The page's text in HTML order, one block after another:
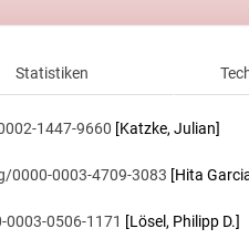
Statistiken
1447-9660 [Katzke, Julian]
0000-0003-4709-3083 [Hita
0506-1171 [Lösel, Philipp D.]